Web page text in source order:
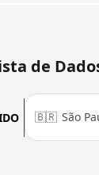
de
🇧🇷 São